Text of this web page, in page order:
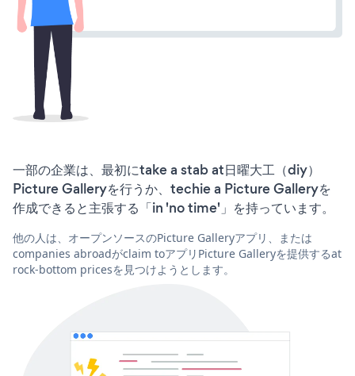
一部の企業は、最初にtake a stab at日曜大工（diy）
Picture Galleryを行うか、techie a Picture Galleryを
作成できると主張する「in 'no time'」を持っています。
他の人は、オープンソースのPicture Galleryアプリ、または
companies abroadがclaim toアプリPicture Galleryを提供するat
rock-bottom pricesを見つけようとします。